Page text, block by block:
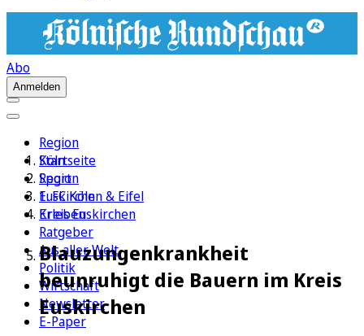
Abo
Anmelden
Region
Köln
Sport
1. FC Köln
Erleben
Ratgeber
Aus aller Welt
Politik
Wirtschaft
Newsletter
E-Paper
Startseite
Region
Euskirchen & Eifel
Kreis Euskirchen
Blauzungenkrankheit
beunruhigt die Bauern im Kreis
Euskirchen